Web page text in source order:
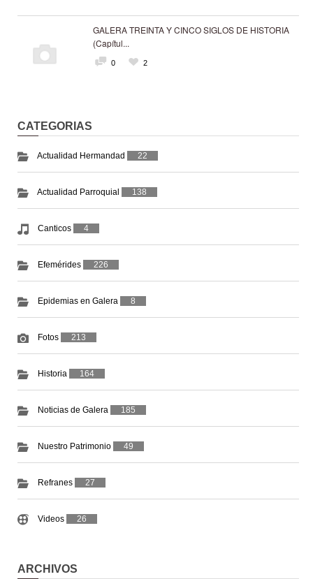
GALERA TREINTA Y CINCO SIGLOS DE HISTORIA
(Capítul...
0 2
CATEGORIAS
Actualidad Hermandad 22
Actualidad Parroquial 138
Canticos 4
Efemérides 226
Epidemias en Galera 8
Fotos 213
Historia 164
Noticias de Galera 185
Nuestro Patrimonio 49
Refranes 27
Videos 26
ARCHIVOS